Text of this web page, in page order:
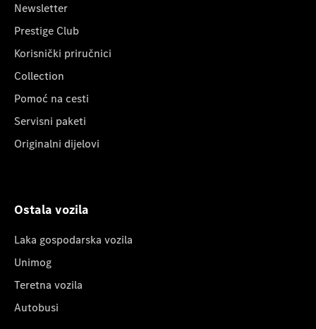
Newsletter
Prestige Club
Korisnički priručnici
Collection
Pomoć na cesti
Servisni paketi
Originalni dijelovi
Ostala vozila
Laka gospodarska vozila
Unimog
Teretna vozila
Autobusi